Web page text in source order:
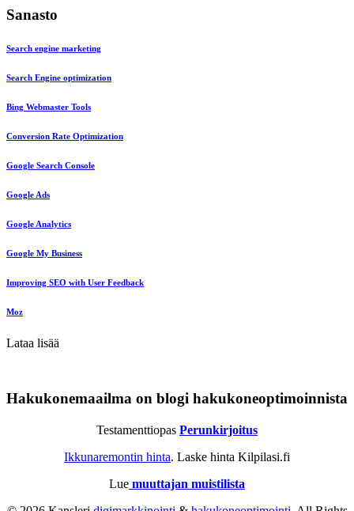
Sanasto
Search engine marketing
Search Engine optimization
Bing Webmaster Tools
Conversion Rate Optimization
Google Search Console
Google Ads
Google Analytics
Google My Business
Improving SEO with User Feedback
Moz
Lataa lisää
Hakukonemaailma on blogi hakukoneoptimoinnista
Testamenttiopas Perunkirjoitus
Ikkunaremontin hinta. Laske hinta Kilpilasi.fi
Lue muuttajan muistilista